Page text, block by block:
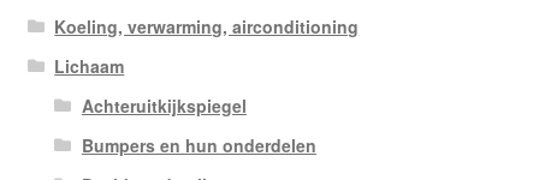
Koeling, verwarming, airconditioning
Lichaam
Achteruitkijkspiegel
Bumpers en hun onderdelen